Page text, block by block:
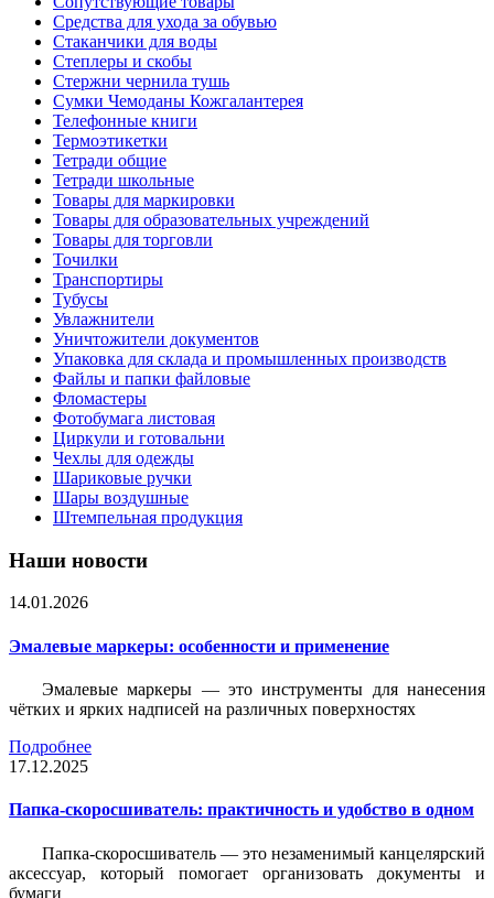
Средства для ухода за обувью
Стаканчики для воды
Степлеры и скобы
Стержни чернила тушь
Сумки Чемоданы Кожгалантерея
Телефонные книги
Термоэтикетки
Тетради общие
Тетради школьные
Товары для маркировки
Товары для образовательных учреждений
Товары для торговли
Точилки
Транспортиры
Тубусы
Увлажнители
Уничтожители документов
Упаковка для склада и промышленных производств
Файлы и папки файловые
Фломастеры
Фотобумага листовая
Циркули и готовальни
Чехлы для одежды
Шариковые ручки
Шары воздушные
Штемпельная продукция
Наши новости
14.01.2026
Эмалевые маркеры: особенности и применение
Эмалевые маркеры — это инструменты для нанесения
чётких и ярких надписей на различных поверхностях
Подробнее
17.12.2025
Папка-скоросшиватель: практичность и удобство в одном
Папка-скоросшиватель — это незаменимый канцелярский
аксессуар, который помогает организовать документы и
бумаги